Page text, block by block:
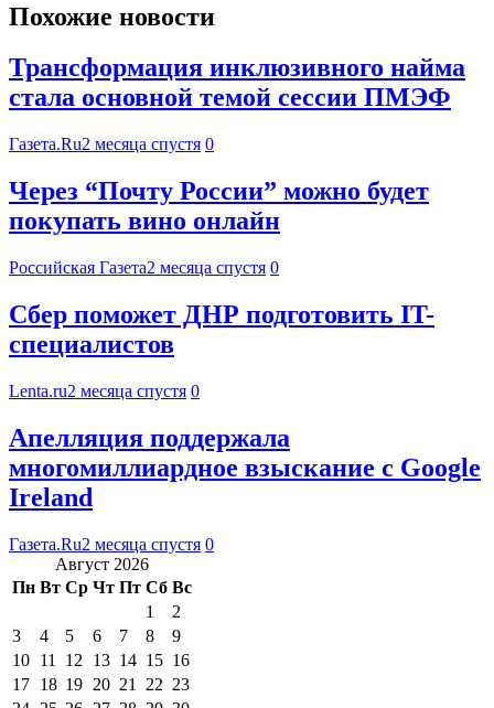
Похожие новости
Трансформация инклюзивного найма
стала основной темой сессии ПМЭФ
Газета.Ru2 месяца спустя 0
Через “Почту России” можно будет
покупать вино онлайн
Российская Газета2 месяца спустя 0
Сбер поможет ДНР подготовить IT-
специалистов
Lenta.ru2 месяца спустя 0
Апелляция поддержала
многомиллиардное взыскание с Google
Ireland
Газета.Ru2 месяца спустя 0
Август 2026
Пн Вт Ср Чт Пт Сб Вс
1
2
3
4 5 6 7 8
9
10 11 12 13 14 15 16
17 18 19 20 21 22 23